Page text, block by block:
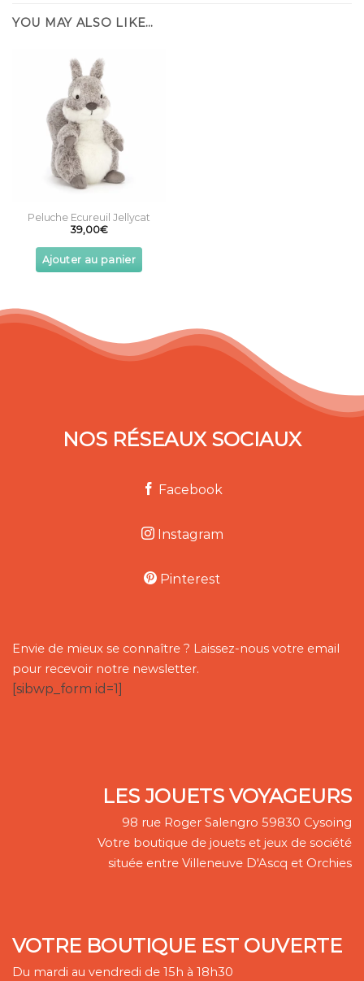
YOU MAY ALSO LIKE…
Peluche Ecureuil Jellycat
39,00€
Ajouter au panier
NOS RÉSEAUX SOCIAUX
Facebook
Instagram
Pinterest
Envie de mieux se connaître ? Laissez-nous votre email
pour recevoir notre newsletter.
[sibwp_form id=1]
LES JOUETS VOYAGEURS
98 rue Roger Salengro 59830 Cysoing
Votre boutique de jouets et jeux de société
située entre Villeneuve D'Ascq et Orchies
VOTRE BOUTIQUE EST OUVERTE
Du mardi au vendredi de 15h à 18h30